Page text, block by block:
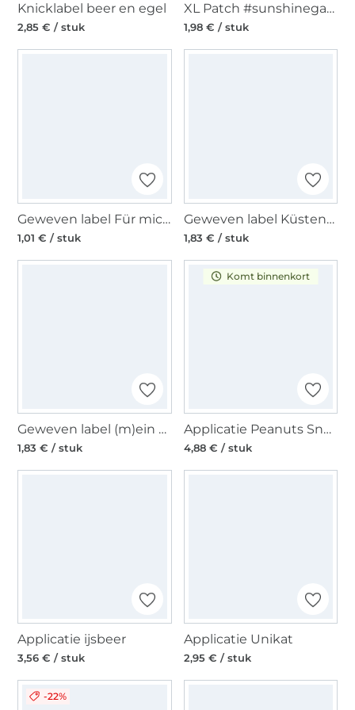
Knicklabel beer en egel
2,85 € / stuk
XL Patch #sunshinegang, zwart
1,98 € / stuk
Geweven label Für mich, zwart
1,01 € / stuk
Geweven label Küstenkind, rood
1,83 € / stuk
Geweven label (m)ein design, wit
1,83 € / stuk
Komt binnenkort
Applicatie Peanuts Snoopy on Bicycle
4,88 € / stuk
Applicatie ijsbeer
3,56 € / stuk
Applicatie Unikat
2,95 € / stuk
-22%